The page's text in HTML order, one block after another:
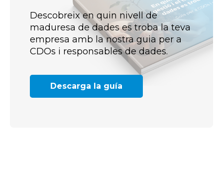
Descobreix en quin nivell de
maduresa de dades es troba la teva
empresa amb la nostra guia per a
CDOs i responsables de dades.
Descarga la guía